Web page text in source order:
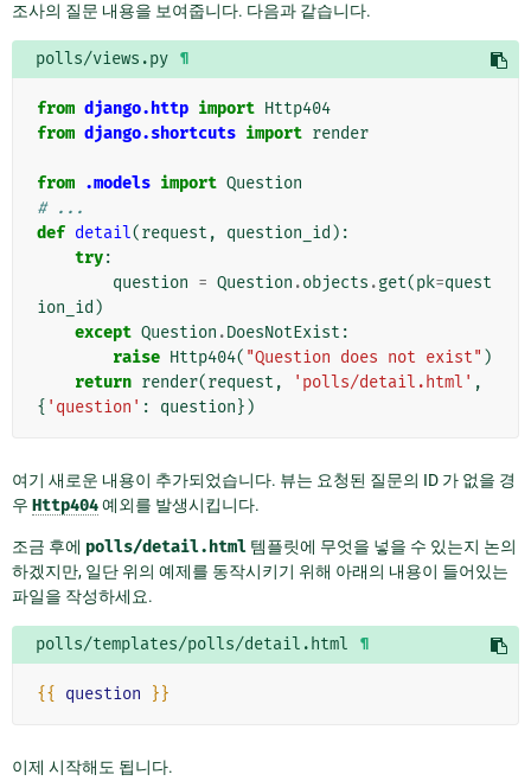
조사의 질문 내용을 보여줍니다. 다음과 같습니다.
polls/views.py ¶
from django.http import Http404
from django.shortcuts import render
from .models import Question
# ...
def detail(request , question_id ):
try:
question = Question .objects .get(pk=quest
ion_id )
except Question .DoesNotExist :
raise Http404( "Question does not exist" )
return render(request , 'polls/detail.html' ,
{ 'question' : question})
여기 새로운 내용이 추가되었습니다. 뷰는 요청된 질문의 ID 가 없을 경
우 Http404예외를 발생시킵니다.
조금 후에 polls/detail.html 템플릿에 무엇을 넣을 수 있는지 논의
하겠지만, 일단 위의 예제를 동작시키기 위해 아래의 내용이 들어있는
파일을 작성하세요.
polls/templates/polls/detail.html ¶
{{ question }}
이제 시작해도 됩니다.